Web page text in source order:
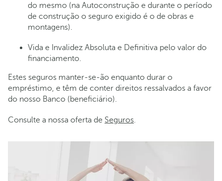
do mesmo (na Autoconstrução e durante o período
de construção o seguro exigido é o de obras e
montagens).
Vida e Invalidez Absoluta e Definitiva pelo valor do
financiamento.
Estes seguros manter-se-ão enquanto durar o
empréstimo, e têm de conter direitos ressalvados a favor
do nosso Banco (beneficiário).
Consulte a nossa oferta de Seguros